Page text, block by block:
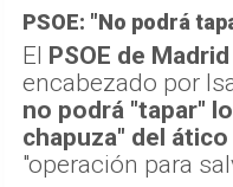
PSOE: "No podrá
El PSOE de Madrid
encabezado por
no podrá "tapar"
chapuza" del
"operación para